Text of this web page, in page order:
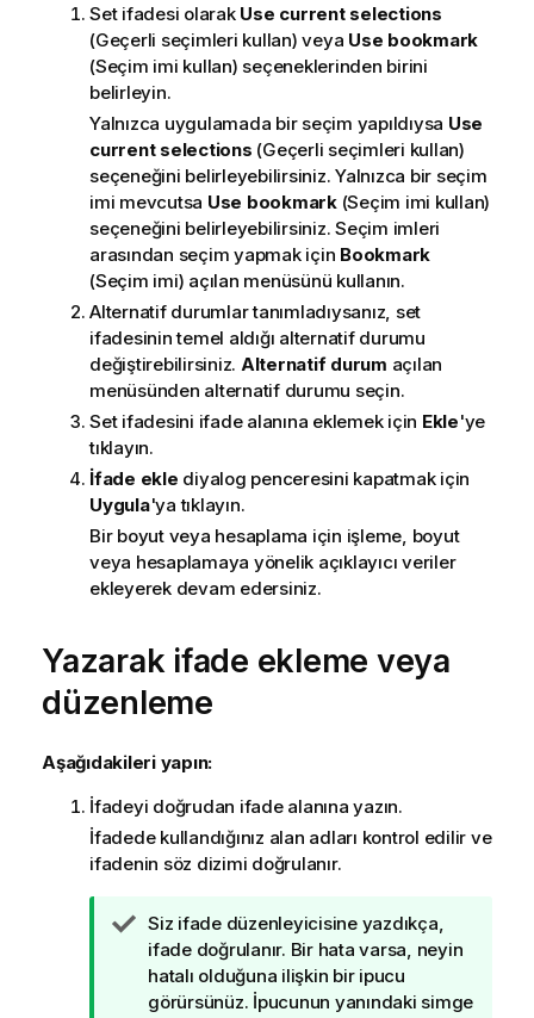
Set ifadesi olarak Use current selections
(Geçerli seçimleri kullan) veya Use bookmark
(Seçim imi kullan) seçeneklerinden birini
belirleyin.
Yalnızca uygulamada bir seçim yapıldıysa Use
current selections (Geçerli seçimleri kullan)
seçeneğini belirleyebilirsiniz. Yalnızca bir seçim
imi mevcutsa Use bookmark(Seçim imi kullan)
seçeneğini belirleyebilirsiniz. Seçim imleri
arasından seçim yapmak için Bookmark
(Seçim imi) açılan menüsünü kullanın.
Alternatif durumlar tanımladıysanız, set
ifadesinin temel aldığı alternatif durumu
değiştirebilirsiniz. Alternatif durum açılan
menüsünden alternatif durumu seçin.
Set ifadesini ifade alanına eklemek için Ekle'ye
tıklayın.
İfade ekle diyalog penceresini kapatmak için
Uygula'ya tıklayın.
Bir boyut veya hesaplama için işleme, boyut
veya hesaplamaya yönelik açıklayıcı veriler
ekleyerek devam edersiniz.
Yazarak ifade ekleme veya
düzenleme
Aşağıdakileri yapın:
İfadeyi doğrudan ifade alanına yazın.
İfadede kullandığınız alan adları kontrol edilir ve
ifadenin söz dizimi doğrulanır.
İ
p
u
c
Siz ifade düzenleyicisine yazdıkça,
ifade doğrulanır. Bir hata varsa, neyin
hatalı olduğuna ilişkin bir ipucu
görürsünüz. İpucunun yanındaki simge